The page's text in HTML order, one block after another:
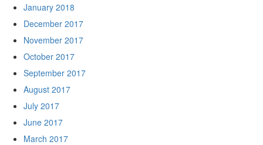
January 2018
December 2017
November 2017
October 2017
September 2017
August 2017
July 2017
June 2017
March 2017